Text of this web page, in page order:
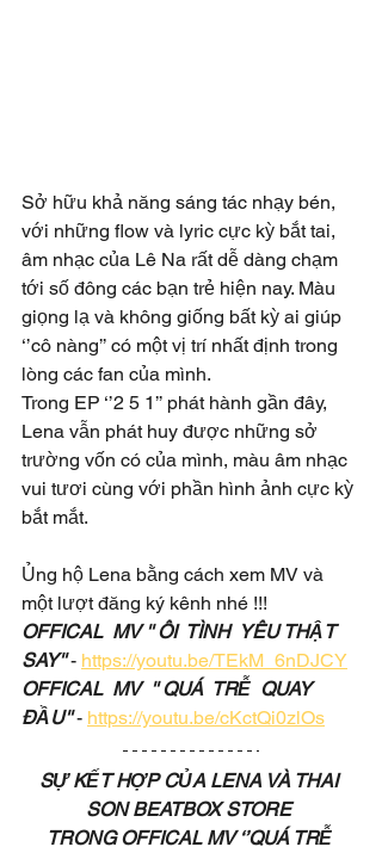
Sở hữu khả năng sáng tác nhạy bén,
với những flow và lyric cực kỳ bắt tai,
âm nhạc của Lê Na rất dễ dàng chạm
tới số đông các bạn trẻ hiện nay. Màu
giọng lạ và không giống bất kỳ ai giúp
‘’cô nàng’’ có một vị trí nhất định trong
lòng các fan của mình.
Trong EP ‘’2 5 1’’ phát hành gần đây,
Lena vẫn phát huy được những sở
trường vốn có của mình, màu âm nhạc
vui tươi cùng với phần hình ảnh cực kỳ
bắt mắt.
Ủng hộ Lena bằng cách xem MV và
một lượt đăng ký kênh nhé !!!
OFFICAL  MV '' ÔI  TÌNH  YÊU THẬT
SAY'' - https://youtu.be/TEkM_6nDJCY
OFFICAL  MV  '' QUÁ  TRỄ  QUAY
ĐẦU'' - https://youtu.be/cKctQi0zlOs
SỰ KẾT HỢP CỦA LENA VÀ THAI
SON BEATBOX STORE
TRONG OFFICAL MV ‘’QUÁ TRỄ